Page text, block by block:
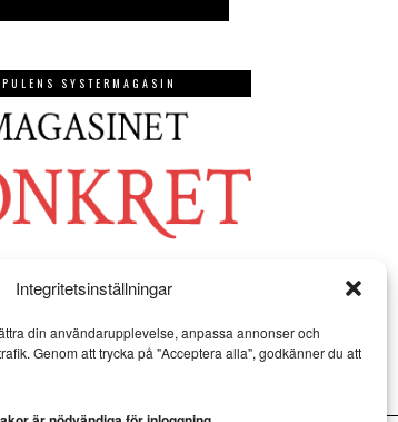
Integritetsinställningar
din användarupplevelse, anpassa annonser och
Genom att trycka på "Acceptera alla", godkänner du att
SYSTERMAGASIN